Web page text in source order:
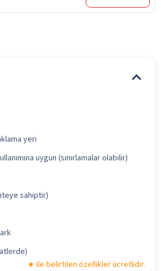
yeri
uygun (sınırlamalar olabilir)
sahiptir)
ile belirtilen özellikler ücretlidir.